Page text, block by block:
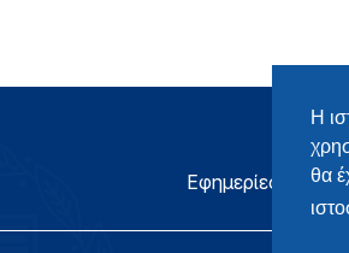
Η
θα
Εφημερίες